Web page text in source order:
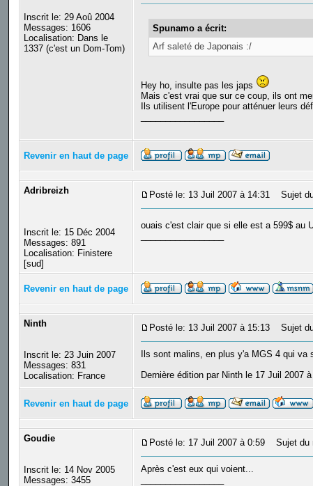
Inscrit le: 29 Aoû 2004
Messages: 1606
Localisation: Dans le
1337 (c'est un Dom-Tom)
Spunamo a écrit:
Arf saleté de Japonais :/
Hey ho, insulte pas les japs
Mais c'est vrai que sur ce coup, ils ont
Ils utilisent l'Europe pour atténuer leurs
Revenir en haut de page
Adribreizh
Inscrit le: 15 Déc 2004
Messages: 891
Localisation: Finistere
[sud]
Posté le: 13 Juil 2007 à 14:31 Sujet
ouais c'est clair que si elle est a 599$ au
Revenir en haut de page
Ninth
Inscrit le: 23 Juin 2007
Messages: 831
Localisation: France
Posté le: 13 Juil 2007 à 15:13 Sujet
Ils sont malins, en plus y'a MGS 4 qui va
Dernière édition par Ninth le 17 Juil 2007
Revenir en haut de page
Goudie
Inscrit le: 14 Nov 2005
Messages: 3455
Posté le: 17 Juil 2007 à 0:59 Sujet du
Après c'est eux qui voient...